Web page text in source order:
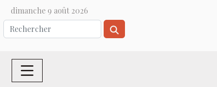
dimanche 9 août 2026